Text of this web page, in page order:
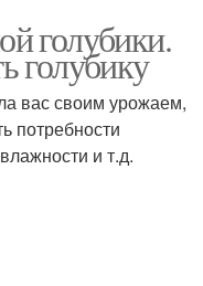
голубики.
голубику
вас своим урожаем,
потребности
и т.д.